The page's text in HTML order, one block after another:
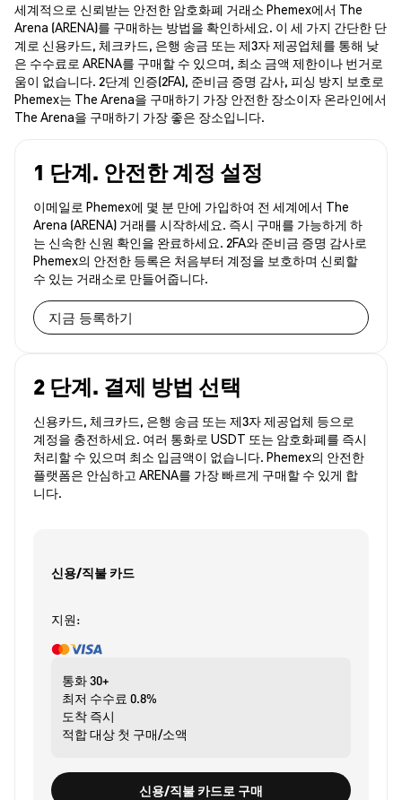
세계적으로 신뢰받는 안전한 암호화폐 거래소 Phemex에서 The
Arena (ARENA)를 구매하는 방법을 확인하세요. 이 세 가지 간단한 단
계로 신용카드, 체크카드, 은행 송금 또는 제3자 제공업체를 통해 낮
은 수수료로 ARENA를 구매할 수 있으며, 최소 금액 제한이나 번거로
움이 없습니다. 2단계 인증(2FA), 준비금 증명 감사, 피싱 방지 보호로
Phemex는 The Arena을 구매하기 가장 안전한 장소이자 온라인에서
The Arena을 구매하기 가장 좋은 장소입니다.
1 단계. 안전한 계정 설정
이메일로 Phemex에 몇 분 만에 가입하여 전 세계에서 The
Arena (ARENA) 거래를 시작하세요. 즉시 구매를 가능하게 하
는 신속한 신원 확인을 완료하세요. 2FA와 준비금 증명 감사로
Phemex의 안전한 등록은 처음부터 계정을 보호하며 신뢰할
수 있는 거래소로 만들어줍니다.
지금 등록하기
2 단계. 결제 방법 선택
신용카드, 체크카드, 은행 송금 또는 제3자 제공업체 등으로
계정을 충전하세요. 여러 통화로 USDT 또는 암호화폐를 즉시
처리할 수 있으며 최소 입금액이 없습니다. Phemex의 안전한
플랫폼은 안심하고 ARENA를 가장 빠르게 구매할 수 있게 합
니다.
신용/직불 카드
지원:
통화30+
최저 수수료 0.8%
도착 즉시
적합 대상 첫 구매/소액
신용/직불 카드로 구매